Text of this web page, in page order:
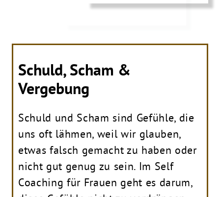
Schuld, Scham &
Vergebung
Schuld und Scham sind Gefühle, die
uns oft lähmen, weil wir glauben,
etwas falsch gemacht zu haben oder
nicht gut genug zu sein. Im Self
Coaching für Frauen geht es darum,